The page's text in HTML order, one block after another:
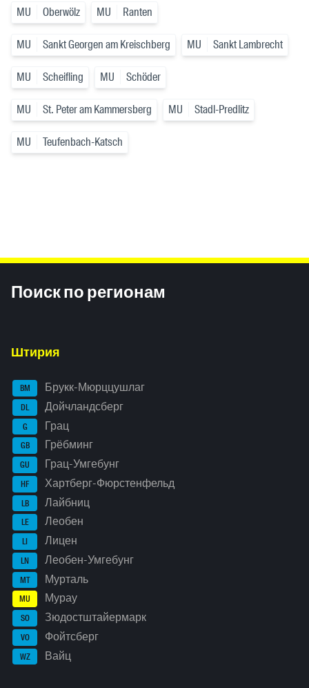
MU Oberwölz MU Ranten
MU Sankt Georgen am Kreischberg MU Sankt Lambrecht
MU Scheifling MU Schöder
MU St. Peter am Kammersberg MU Stadl-Predlitz
MU Teufenbach-Katsch
Поиск по регионам
Штирия
BM Брукк-Мюрццушлаг
DL Дойчландсберг
G Грац
GB Грёбминг
GU Грац-Умгебунг
HF Хартберг-Фюрстенфельд
LB Лайбниц
LE Леобен
LI Лицен
LN Леобен-Умгебунг
MT Мурталь
MU Мурау
SO Зюдостштайермарк
VO Фойтсберг
WZ Вайц